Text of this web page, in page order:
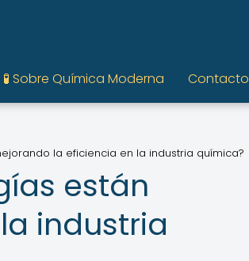
🧪 Sobre Química Moderna Contacto
la eficiencia en la industria química?
están
industria